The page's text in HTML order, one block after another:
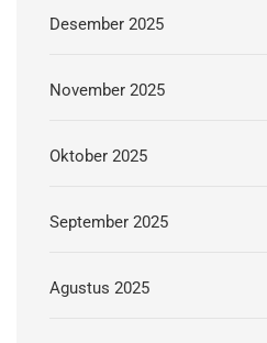
Desember 2025
November 2025
Oktober 2025
September 2025
Agustus 2025